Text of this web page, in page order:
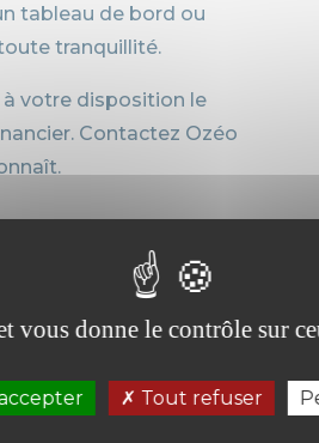
tableau de bord ou
tranquillité.
à votre disposition le
Contactez Ozéo
juste titre.
La gestion
vous donne le contrôle sur
Tout refuser